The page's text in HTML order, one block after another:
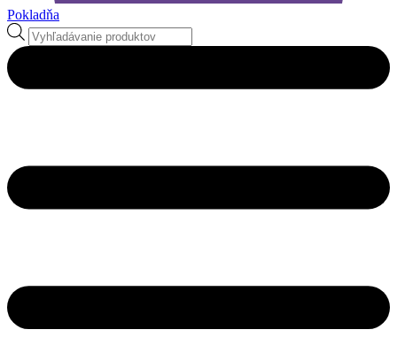
Pokladňa
Products
search